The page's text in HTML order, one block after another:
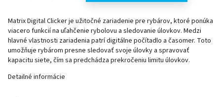
Matrix Digital Clicker je užitočné zariadenie pre rybárov, ktoré ponúka
viacero funkcií na uľahčenie rybolovu a sledovanie úlovkov. Medzi
hlavné vlastnosti zariadenia patrí digitálne počítadlo a časomer. Toto
umožňuje rybárom presne sledovať svoje úlovky a spravovať
kapacitu siete, čím sa predchádza prekročeniu limitu úlovkov.
Detailné informácie